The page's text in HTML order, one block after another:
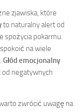
zjawiska, które
to naturalny alert od
spożycia pokarmu.
na wiele
Głód emocjonalny
od negatywnych
zwrócić uwagę na